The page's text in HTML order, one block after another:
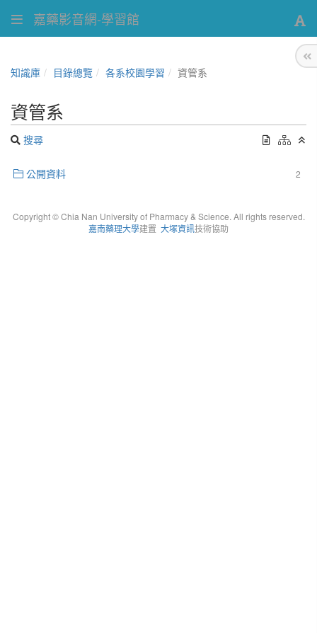
嘉藥影音網-學習館
知識庫 目錄總覽 各系校園學習 資管系
資管系
搜尋
2
公開資料
Copyright © Chia Nan University of Pharmacy & Science. All rights reserved.
嘉南藥理大學建置 大塚資訊技術協助